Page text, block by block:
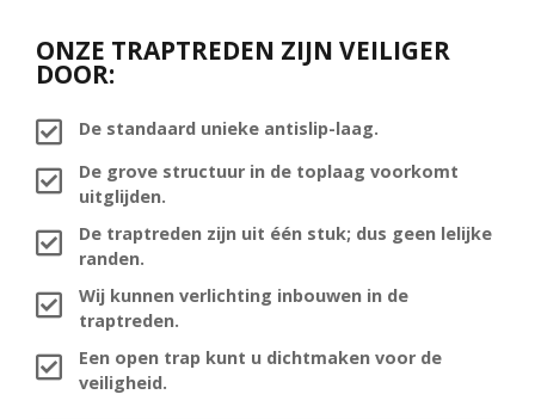
ONZE TRAPTREDEN ZIJN VEILIGER
DOOR:
De standaard unieke antislip-laag.
De grove structuur in de toplaag voorkomt
uitglijden.
De traptreden zijn uit één stuk; dus geen lelijke
randen.
Wij kunnen verlichting inbouwen in de
traptreden.
Een open trap kunt u dichtmaken voor de
veiligheid.